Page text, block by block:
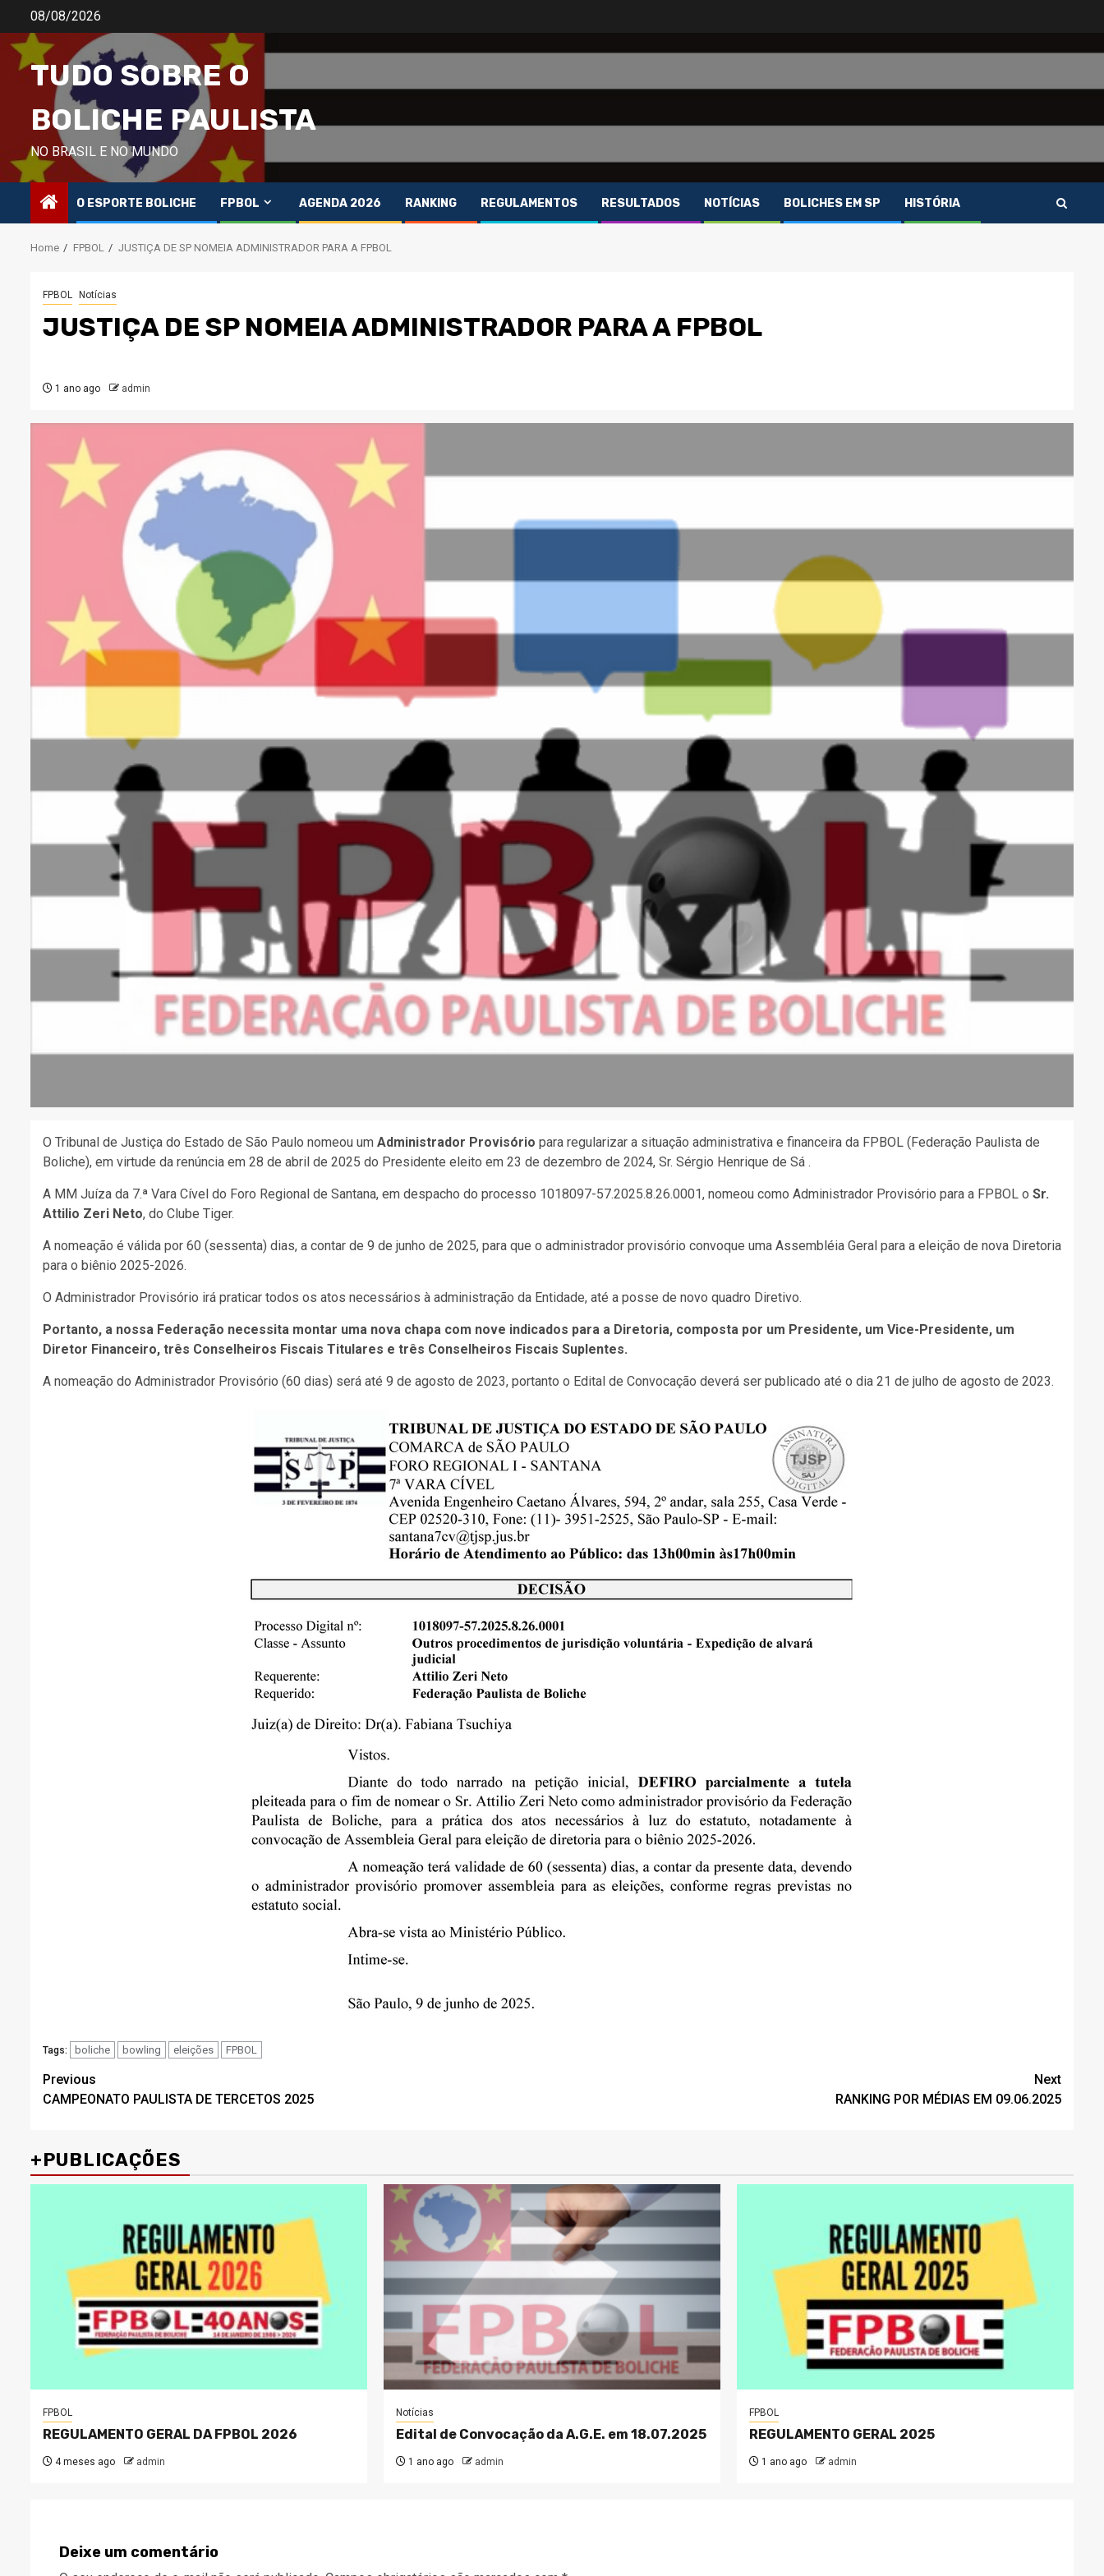
content
08/08/2026
TUDO SOBRE O
BOLICHE PAULISTA
NO BRASIL E NO MUNDO
O ESPORTE BOLICHE FPBOL AGENDA 2026 RANKING REGULAMENTOS RESULTADOS NOTÍCIAS BOLICHES EM SP HISTÓRIA
Home FPBOL JUSTIÇA DE SP NOMEIA ADMINISTRADOR PARA A FPBOL
FPBOL Notícias
JUSTIÇA DE SP NOMEIA ADMINISTRADOR PARA A FPBOL
1 ano ago admin
O Tribunal de Justiça do Estado de São Paulo nomeou um Administrador Provisório para regularizar a situação administrativa e financeira da FPBOL (Federação Paulista de
Boliche), em virtude da renúncia em 28 de abril de 2025 do Presidente eleito em 23 de dezembro de 2024, Sr. Sérgio Henrique de Sá .
A MM Juíza da 7.ª Vara Cível do Foro Regional de Santana, em despacho do processo 1018097-57.2025.8.26.0001, nomeou como Administrador Provisório para a FPBOL o Sr.
Attilio Zeri Neto, do Clube Tiger.
A nomeação é válida por 60 (sessenta) dias, a contar de 9 de junho de 2025, para que o administrador provisório convoque uma Assembléia Geral para a eleição de nova Diretoria
para o biênio 2025-2026.
O Administrador Provisório irá praticar todos os atos necessários à administração da Entidade, até a posse de novo quadro Diretivo.
Portanto, a nossa Federação necessita montar uma nova chapa com nove indicados para a Diretoria, composta por um Presidente, um Vice-Presidente, um
Diretor Financeiro, três Conselheiros Fiscais Titulares e três Conselheiros Fiscais Suplentes.
A nomeação do Administrador Provisório (60 dias) será até 9 de agosto de 2023, portanto o Edital de Convocação deverá ser publicado até o dia 21 de julho de agosto de 2023.
Tags: boliche bowling eleições FPBOL
Post
navigation
Previous
CAMPEONATO PAULISTA DE TERCETOS 2025
Next
RANKING POR MÉDIAS EM 09.06.2025
+PUBLICAÇÕES
FPBOL
REGULAMENTO GERAL DA FPBOL 2026
4 meses ago admin
Notícias
Edital de Convocação da A.G.E. em 18.07.2025
1 ano ago admin
FPBOL
REGULAMENTO GERAL 2025
1 ano ago admin
Deixe um comentário